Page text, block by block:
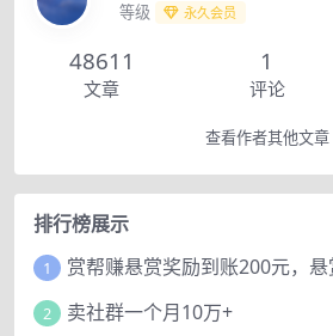
等级 永久会员
48611
文章
1
评论
查看作者其他文章
排行榜展示
1
2 卖社群一个月10万+